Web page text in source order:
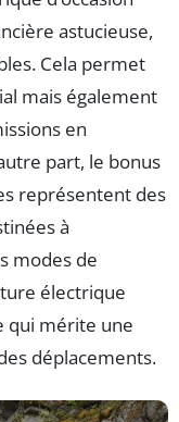
astucieuse,
Cela permet
mais également
en
part, le bonus
représentent des
à
modes de
électrique
qui mérite une
déplacements.